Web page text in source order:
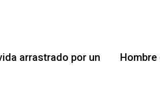
arrastrado por un